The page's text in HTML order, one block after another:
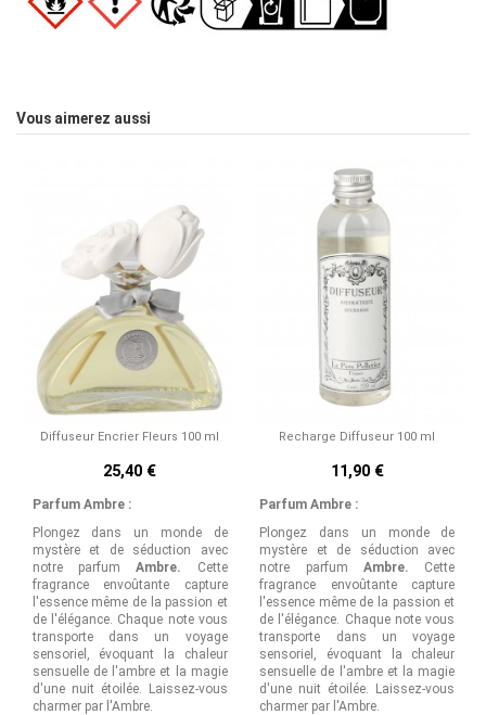
Voir tous les avis sur ce site
étoiles
étoiles
1
étoile
Trier les avis
expérience du05/10/2025
Utile(0) Signaler
Avis vérifié
Très bon produit
Avis du01/05/2025
expérience du24/03/2025
Utile (0)Signaler
Produit parfait
Avis du20/02/2025
, suite à une
expérience du
31/01/2025 par
J.
Utile (0) Signaler
Vous aimerez aussi
Diffuseur Encrier Fleurs 100 ml
25,40 €
Parfum Ambre :
Plongez dans un monde de
mystère et de séduction avec
notre parfumAmbre.
Cette
fragrance envoûtante capture
l'essence même de la passion et
de l'élégance. Chaque note vous
transporte dans un voyage
sensoriel, évoquant la chaleur
sensuelle de l'ambre et la magie
d'une nuit étoilée. Laissez-vous
charmer par l'Ambre.
Recharge Diffuseur 100 ml
11,90 €
Parfum Ambre :
Plongez dans un monde de
mystère et de séduction avec
notre parfum Ambre.
Cette
fragrance envoûtante capture
l'essence même de la passion et
de l'élégance. Chaque note vous
transporte dans un voyage
sensoriel, évoquant la chaleur
sensuelle de l'ambre et la magie
d'une nuit étoilée. Laissez-vous
charmer par l'Ambre.